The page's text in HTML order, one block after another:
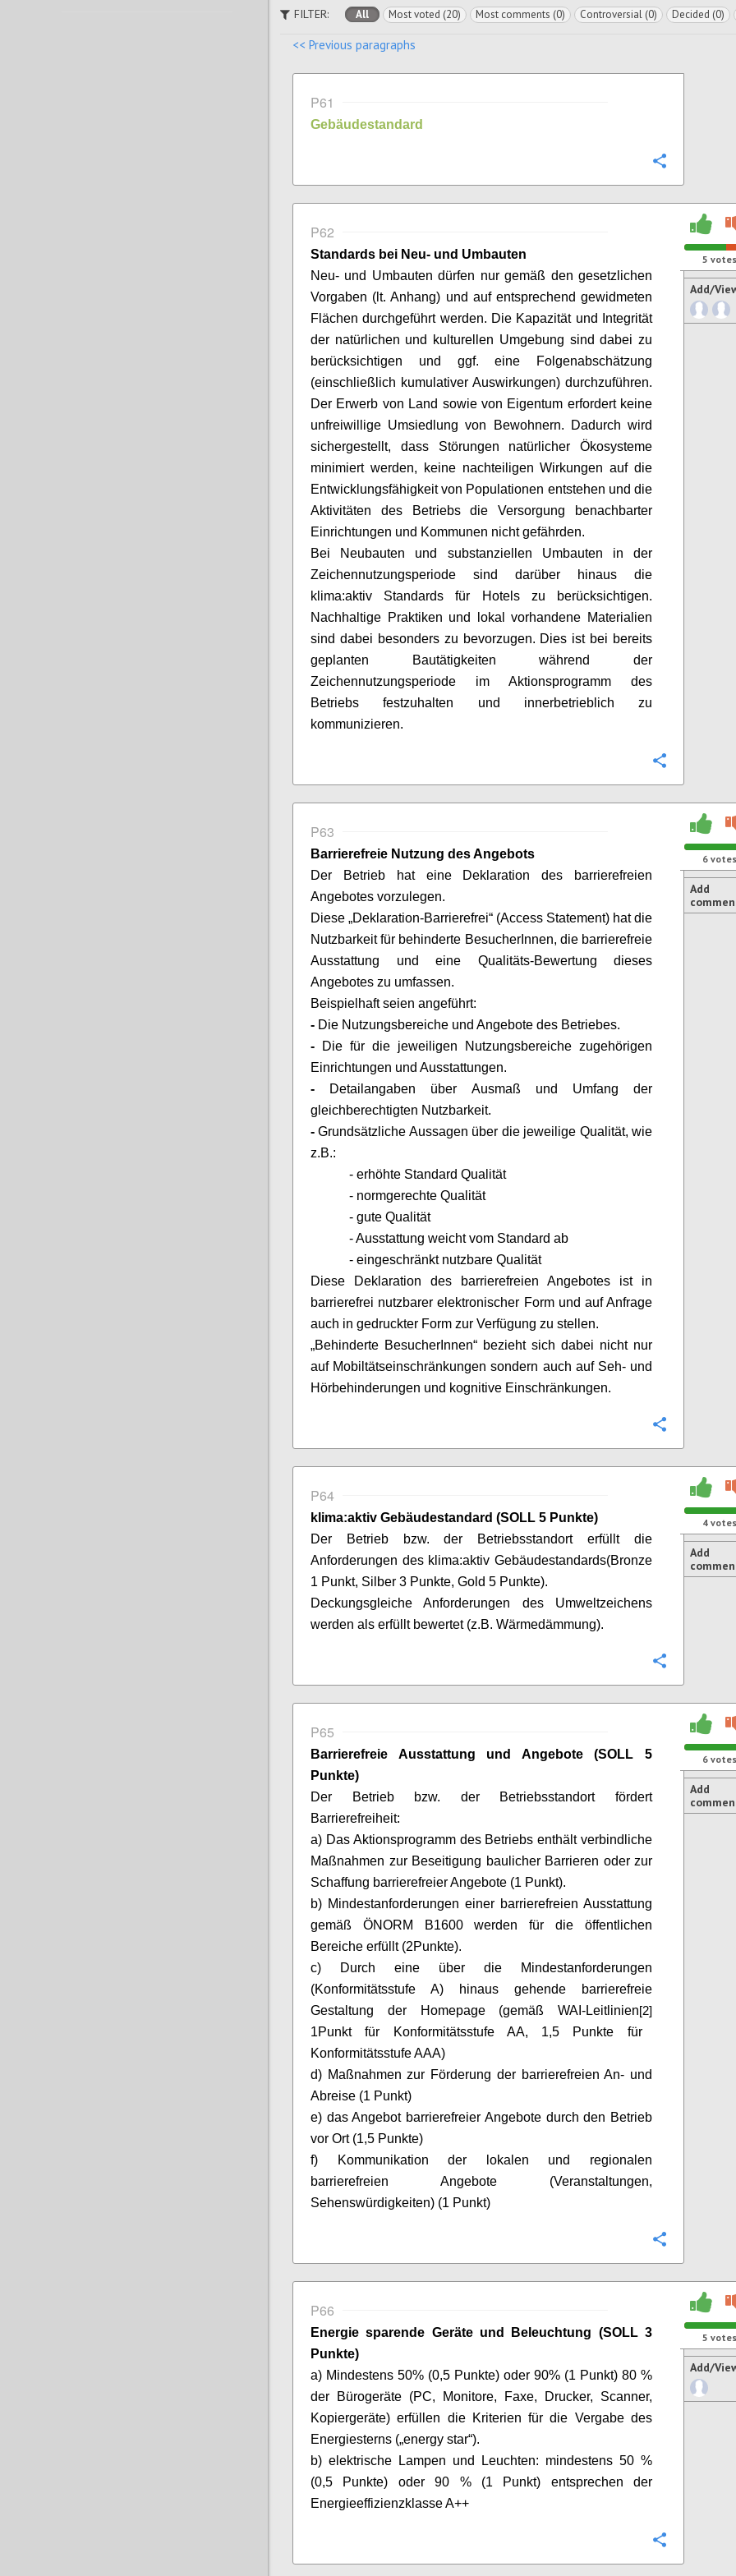
FILTER: All Most voted (20) Most comments (0) Controversial (0) Decided (0)
<< Previous paragraphs
P61
Gebäudestandard
P62
Standards bei Neu- und Umbauten
Neu- und Umbauten dürfen nur gemäß den gesetzlichen
Vorgaben (lt. Anhang) und auf entsprechend gewidmeten
Flächen durchgeführt werden. Die Kapazität und Integrität
der natürlichen und kulturellen Umgebung sind dabei zu
berücksichtigen und ggf. eine Folgenabschätzung
(einschließlich kumulativer Auswirkungen) durchzuführen.
Der Erwerb von Land sowie von Eigentum erfordert keine
unfreiwillige Umsiedlung von Bewohnern. Dadurch wird
sichergestellt, dass Störungen natürlicher Ökosysteme
minimiert werden, keine nachteiligen Wirkungen auf die
Entwicklungsfähigkeit von Populationen entstehen und die
Aktivitäten des Betriebs die Versorgung benachbarter
Einrichtungen und Kommunen nicht gefährden.
Bei Neubauten und substanziellen Umbauten in der
Zeichennutzungsperiode sind darüber hinaus die
klima:aktiv Standards für Hotels zu berücksichtigen.
Nachhaltige Praktiken und lokal vorhandene Materialien
sind dabei besonders zu bevorzugen. Dies ist bei bereits
geplanten Bautätigkeiten während der
Zeichennutzungsperiode im Aktionsprogramm des
Betriebs festzuhalten und innerbetrieblich zu
kommunizieren.
5 votes
Add/
P63
Barrierefreie Nutzung des Angebots
Der Betrieb hat eine Deklaration des barrierefreien
Angebotes vorzulegen.
Diese „Deklaration-Barrierefrei“ (Access Statement) hat die
Nutzbarkeit für behinderte BesucherInnen, die barrierefreie
Ausstattung und eine Qualitäts-Bewertung dieses
Angebotes zu umfassen.
Beispielhaft seien angeführt:
- Die Nutzungsbereiche und Angebote des Betriebes.
-
Die für die jeweiligen Nutzungsbereiche zugehörigen
Einrichtungen und Ausstattungen.
-
Detailangaben über Ausmaß und Umfang der
gleichberechtigten Nutzbarkeit.
-Grundsätzliche Aussagen über die jeweilige Qualität, wie
z.B.:
- erhöhte Standard Qualität
- normgerechte Qualität
- gute Qualität
-Ausstattung weicht vom Standard ab
- eingeschränkt nutzbare Qualität
Diese Deklaration des barrierefreien Angebotes ist in
barrierefrei nutzbarer elektronischer Form und auf Anfrage
auch in gedruckter Form zur Verfügung zu stellen.
„Behinderte BesucherInnen“ bezieht sich dabei nicht nur
auf Mobiltätseinschränkungen sondern auch auf Seh- und
Hörbehinderungen und kognitive Einschränkungen.
6votes
Add
P64
klima:aktiv Gebäudestandard (SOLL 5 Punkte)
Der Betrieb bzw. der Betriebsstandort erfüllt die
Anforderungen des klima:aktiv Gebäudestandards(Bronze
1 Punkt, Silber 3 Punkte, Gold 5 Punkte).
Deckungsgleiche Anforderungen des Umweltzeichens
werden als erfüllt bewertet (z.B. Wärmedämmung).
4votes
Add
P65
Barrierefreie Ausstattung und Angebote(SOLL 5
Punkte)
Der Betrieb bzw. der Betriebsstandort fördert
Barrierefreiheit:
a) Das Aktionsprogramm des Betriebs enthält verbindliche
Maßnahmen zur Beseitigung baulicher Barrieren oder zur
Schaffung barrierefreier Angebote (1 Punkt).
b) Mindestanforderungen einer barrierefreien Ausstattung
gemäß ÖNORM B1600 werden für die öffentlichen
Bereiche erfüllt (2Punkte).
c) Durch eine über die Mindestanforderungen
(Konformitätsstufe A) hinaus gehende barrierefreie
Gestaltung der Homepage (gemäß WAI-Leitlinien[2]
1Punkt für Konformitätsstufe AA, 1,5 Punkte für
Konformitätsstufe AAA)
d) Maßnahmen zur Förderung der barrierefreien An- und
Abreise (1 Punkt)
e) das Angebot barrierefreier Angebote durch den Betrieb
vor Ort (1,5 Punkte)
f)
Kommunikation der lokalen und regionalen
barrierefreien Angebote (Veranstaltungen,
Sehenswürdigkeiten) (1 Punkt)
6votes
Add
P66
Energie sparende Geräte und Beleuchtung (SOLL 3
Punkte)
a) Mindestens 50% (0,5 Punkte) oder 90% (1 Punkt) 80 %
der Bürogeräte (PC, Monitore, Faxe, Drucker, Scanner,
Kopiergeräte) erfüllen die Kriterien für die Vergabe des
Energiesterns („energy star“).
b) elektrische Lampen und Leuchten: mindestens 50 %
(0,5 Punkte) oder 90 % (1 Punkt) entsprechen der
Energieeffizienzklasse A++
5 votes
Add/